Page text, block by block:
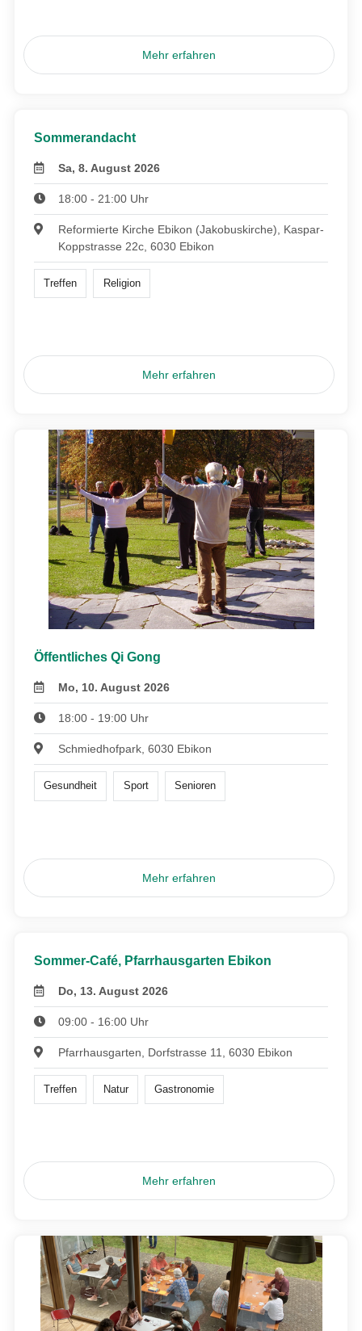
Mehr erfahren
Sommerandacht
Sa, 8. August 2026
18:00 - 21:00 Uhr
Reformierte Kirche Ebikon (Jakobuskirche), Kaspar-
Koppstrasse 22c, 6030 Ebikon
Treffen Religion
Mehr erfahren
Öffentliches Qi Gong
Mo, 10. August 2026
18:00 - 19:00 Uhr
Schmiedhofpark, 6030 Ebikon
Gesundheit Sport Senioren
Mehr erfahren
Sommer-Café, Pfarrhausgarten Ebikon
Do, 13. August 2026
09:00 - 16:00 Uhr
Pfarrhausgarten, Dorfstrasse 11, 6030 Ebikon
Treffen Natur Gastronomie
Mehr erfahren